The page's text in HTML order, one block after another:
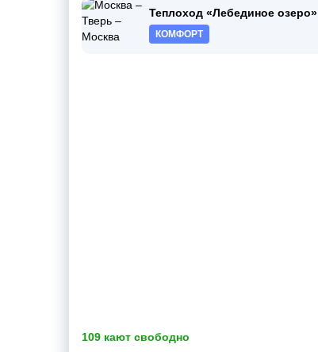
Теплоход «Лебединое озеро»
КОМФОРТ
109 кают свободно